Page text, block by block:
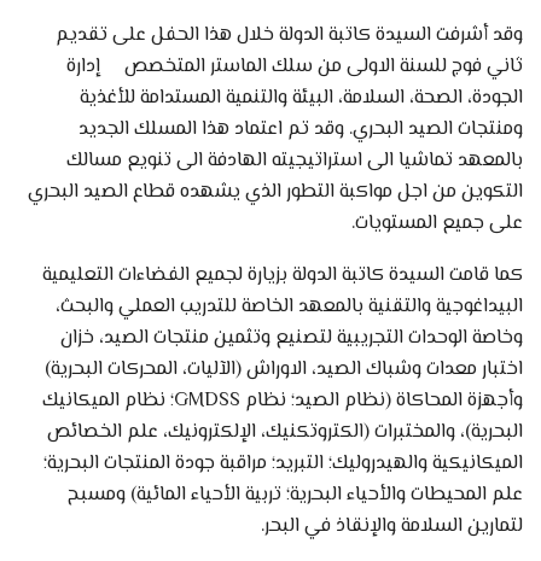
وقد أشرفت السيدة كاتبة الدولة خلال هذا الحفل على تقديم
ثاني فوج للسنة الاولى من سلك الماستر المتخصص إدارة
الجودة، الصحة، السلامة، البيئة والتنمية المستدامة للأغذية
ومنتجات الصيد البحري. وقد تم اعتماد هذا المسلك الجديد
بالمعهد تماشيا الى استراتيجيته الهادفة الى تنويع مسالك
التكوين من اجل مواكبة التطور الذي يشهده قطاع الصيد البحري
على جميع المستويات.
كما قامت السيدة كاتبة الدولة بزيارة لجميع الفضاءات التعليمية
البيداغوجية والتقنية بالمعهد الخاصة للتدريب العملي والبحث،
وخاصة الوحدات التجريبية لتصنيع وتثمين منتجات الصيد، خزان
اختبار معدات وشباك الصيد، الاوراش (الآليات، المحركات البحرية)
وأجهزة المحاكاة (نظام الصيد؛ نظام GMDSS؛ نظام الميكانيك
البحرية)، والمختبرات (الكتروتكنيك، الإلكترونيك، علم الخصائص
الميكانيكية والهيدروليك؛ التبريد؛ مراقبة جودة المنتجات البحرية؛
علم المحيطات والأحياء البحرية؛ تربية الأحياء المائية) ومسبح
لتمارين السلامة والإنقاذ في البحر.